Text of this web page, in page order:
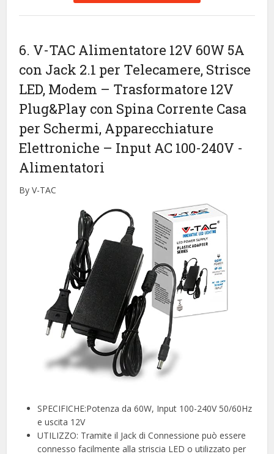
6. V-TAC Alimentatore 12V 60W 5A
con Jack 2.1 per Telecamere, Strisce
LED, Modem – Trasformatore 12V
Plug&Play con Spina Corrente Casa
per Schermi, Apparecchiature
Elettroniche – Input AC 100-240V -
Alimentatori
By V-TAC
SPECIFICHE:Potenza da 60W, Input 100-240V 50/60Hz
e uscita 12V
UTILIZZO: Tramite il Jack di Connessione può essere
connesso facilmente alla striscia LED o utilizzato per